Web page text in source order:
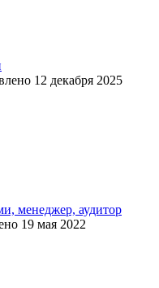
12 декабря 2025
менеджер, аудитор
19 мая 2022